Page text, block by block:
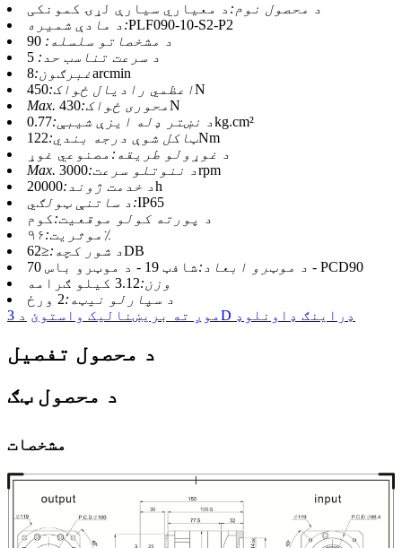
د محصول نوم: د معیاري سیارې لړۍ کمونکی
د مادې شمیره:PLF090-10-S2-P2
د مشخصاتو سلسله:
د سرعت تناسب حد:
غبرګون:8arcmin
اعظمي رادیال ځواک:450N
Max. محوری ځواک:430N
د نښتر ډله ایزې شیبې:0.77kg.cm²
ټاکل شوې درجه بندي:122Nm
د غوړولو طریقه: مصنوعي غوړ
Max. د ننوتلو سرعت:3000rpm
د خدمت ژوند:20000h
د ساتنې ټولګي:IP65
د پورته کولو موقعیت:کوم
موثریت: ۹۶٪
د شور کچه:≤62DB
د موټرو ابعاد: شافټ 19 - د موټرو باس 70 - PCD90
وزن:3.12 کیلو ګرامه
د سپارلو نیټه:2 ورځ
موږ ته بریښنالیک واستوئ
د 3D ډراینګ ډاونلوډ
د محصول تفصیل
د محصول ټګ
مشخصات